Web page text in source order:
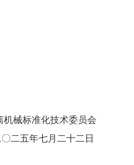
机械标准化技术委员会
〇二五年七月二十二日